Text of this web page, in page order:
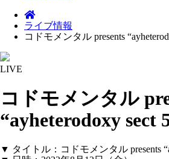
ライブ情報
コドモメンタル presents
LIVE
コドモメンタル
“ayheterodoxy sect
▼ タイトル：コドモメンタル presents